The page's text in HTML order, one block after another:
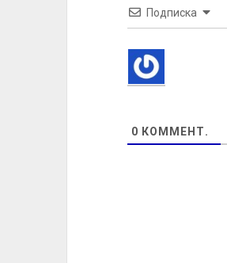
Подписка
0 КОММЕНТ.